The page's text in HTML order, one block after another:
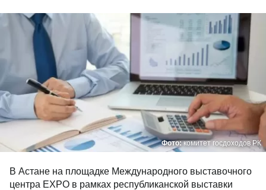
Фото:комитет госдоходов РК
В Астане на площадке Международного выставочного
центра EXPO в рамках республиканской выставки